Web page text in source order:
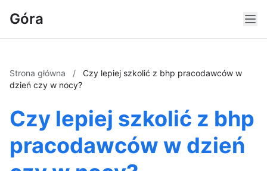
Góra
Strona główna /
Czy lepiej szkolić z bhp pracodawców w
dzień czy w nocy?
Czy lepiej szkolić z bhp
pracodawców w dzień